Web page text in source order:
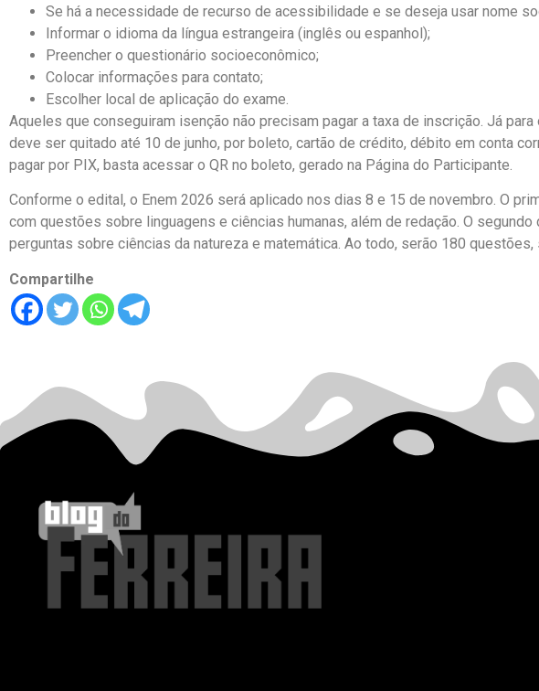
Se há a necessidade de recurso de acessibilidade e se deseja usar nome
Informar o idioma da língua estrangeira (inglês ou espanhol);
Preencher o questionário socioeconômico;
Colocar informações para contato;
Escolher local de aplicação do exame.
Aqueles que conseguiram isenção não precisam pagar a taxa de inscrição. Já
deve ser quitado até 10 de junho, por boleto, cartão de crédito, débito em conta
pagar por PIX, basta acessar o QR no boleto, gerado na Página do Participante.
Conforme o edital, o Enem 2026 será aplicado nos dias 8 e 15 de novembro. O
com questões sobre linguagens e ciências humanas, além de redação. O segundo
perguntas sobre ciências da natureza e matemática. Ao todo, serão 180 questões,
Compartilhe